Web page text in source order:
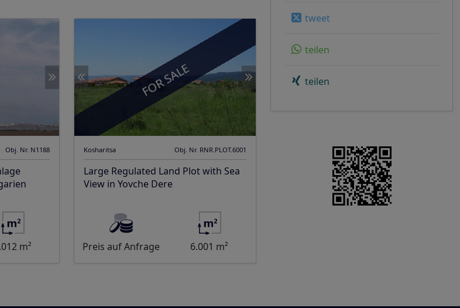
Obj. Nr. N1188
m²
FOR SALE
Kosharitsa Obj. Nr. RNR.PLOT.6001
Large Regulated Land Plot with Sea
View in Yovche Dere
Preis auf Anfrage 6.001 m²
tweet
teilen
teilen